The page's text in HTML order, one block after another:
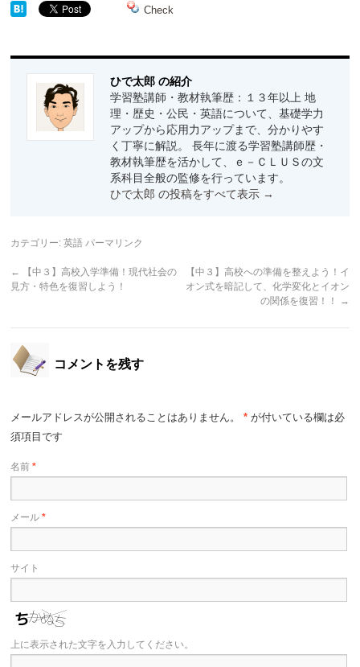
Check
ひで太郎 の紹介
学習塾講師・教材執筆歴：１３年以上 地
理・歴史・公民・英語について、基礎学力
アップから応用力アップまで、分かりやす
く丁寧に解説。 長年に渡る学習塾講師歴・
教材執筆歴を活かして、ｅ－ＣＬＵＳの文
系科目全般の監修を行っています。
ひで太郎 の投稿をすべて表示 →
カテゴリー:英語 パーマリンク
←
【中３】高校入学準備！現代社会の
見方・特色を復習しよう！
【中３】高校への準備を整えよう！イ
オン式を暗記して、化学変化とイオン
の関係を復習！！
→
コメントを残す
メールアドレスが公開されることはありません。 * が付いている欄は必
須項目です
名前*
メール*
サイト
上に表示された文字を入力してください。